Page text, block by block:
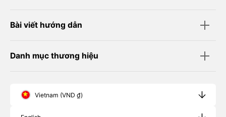
Bài viết hướng dẫn
Danh mục thương hiệu
Vietnam (VND ₫)